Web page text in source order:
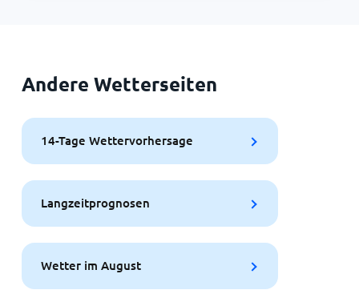
Andere Wetterseiten
14-Tage Wettervorhersage
Langzeitprognosen
Wetter im August